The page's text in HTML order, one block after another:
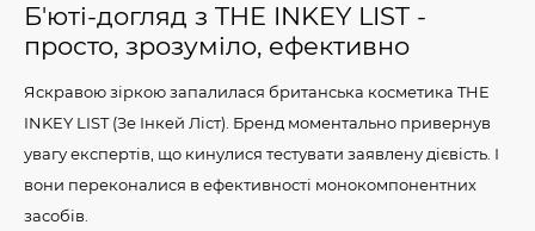
Б'юті-догляд з THE INKEY LIST -
просто, зрозуміло, ефективно
Яскравою зіркою запалилася британська косметика THE
INKEY LIST (Зе Інкей Ліст). Бренд моментально привернув
увагу експертів, що кинулися тестувати заявлену дієвість. І
вони переконалися в ефективності монокомпонентних
засобів.